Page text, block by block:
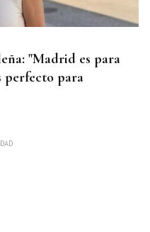
"Madrid es para
perfecto para